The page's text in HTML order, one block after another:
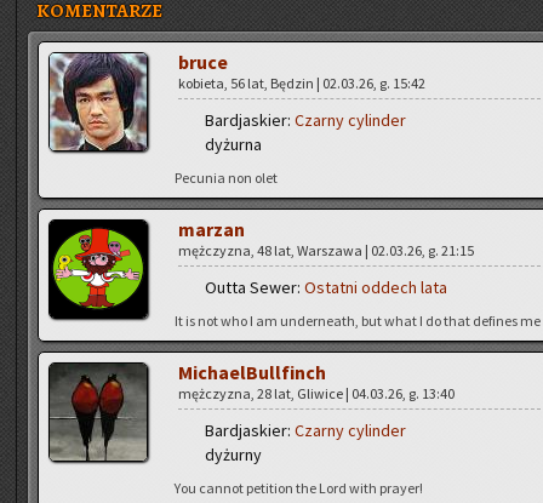
KOMENTARZE
bruce
ko­bie­ta, 56 lat, Bę­dzin | 02.03.26, g. 15:42
Bar­dja­skier: Czar­ny cy­lin­der
dy­żur­na
Pe­cu­nia non olet
ma­rzan
męż­czy­zna, 48 lat, War­sza­wa | 02.03.26, g. 21:15
Outta Sewer: Ostat­ni od­dech lata
It is not who I am un­der­ne­ath, but what I do that de­fi­nes me
Mi­cha­el­Bul­l­finch
męż­czy­zna, 28 lat, Gli­wi­ce | 04.03.26, g. 13:40
Bar­dja­skier: Czar­ny cy­lin­der
dy­żur­ny
You can­not pe­ti­tion the Lord with pray­er!